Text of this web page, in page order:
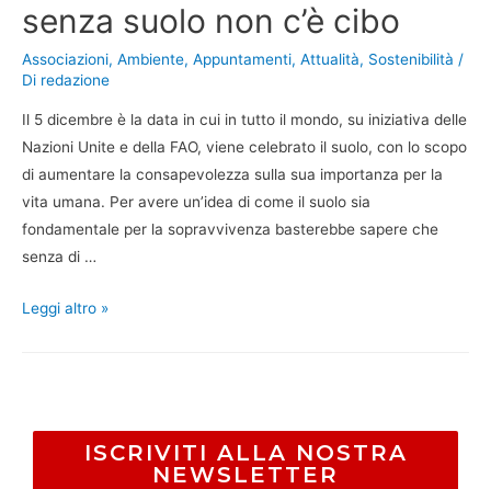
senza suolo non c’è cibo
Associazioni, Ambiente, Appuntamenti, Attualità, Sostenibilità /
Di redazione
Il 5 dicembre è la data in cui in tutto il mondo, su iniziativa delle
Nazioni Unite e della FAO, viene celebrato il suolo, con lo scopo
di aumentare la consapevolezza sulla sua importanza per la
vita umana. Per avere un’idea di come il suolo sia
fondamentale per la sopravvivenza basterebbe sapere che
senza di …
Leggi altro »
ISCRIVITI ALLA NOSTRA
NEWSLETTER